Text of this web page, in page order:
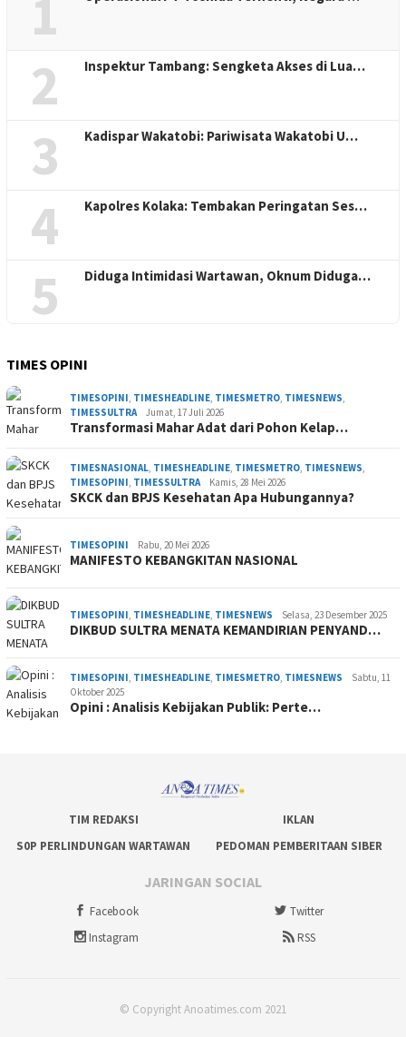
1
2 Inspektur Tambang: Sengketa Akses di Lua…
3 Kadispar Wakatobi: Pariwisata Wakatobi U…
4 Kapolres Kolaka: Tembakan Peringatan Ses…
5 Diduga Intimidasi Wartawan, Oknum Diduga…
TIMES OPINI
TIMESOPINI, TIMESHEADLINE, TIMESMETRO, TIMESNEWS,
TIMESSULTRA
Jumat, 17 Juli 2026
Transformasi Mahar Adat dari Pohon Kelap…
TIMESNASIONAL, TIMESHEADLINE, TIMESMETRO, TIMESNEWS,
TIMESOPINI, TIMESSULTRA Kamis, 28 Mei 2026
SKCK dan BPJS Kesehatan Apa Hubungannya?
TIMESOPINI Rabu, 20 Mei 2026
MANIFESTO KEBANGKITAN NASIONAL
TIMESOPINI, TIMESHEADLINE, TIMESNEWS Selasa, 23 Desember 2025
DIKBUD SULTRA MENATA KEMANDIRIAN PENYAND…
TIMESOPINI, TIMESHEADLINE, TIMESMETRO, TIMESNEWS
Sabtu, 11
Oktober 2025
Opini : Analisis Kebijakan Publik: Perte…
TIM REDAKSI
IKLAN
S0P PERLINDUNGAN WARTAWAN
PEDOMAN PEMBERITAAN SIBER
JARINGAN SOCIAL
Facebook
Twitter
Instagram
RSS
© Copyright Anoatimes.com 2021